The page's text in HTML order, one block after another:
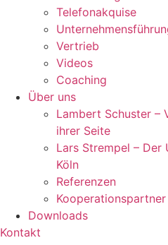
Telefonakquise
Vertrieb
Videos
Coaching
Über uns
Lambert Schuster –
ihrer Seite
Lars Strempel – Der
Köln
Referenzen
Kooperationspartner
Downloads
Kontakt